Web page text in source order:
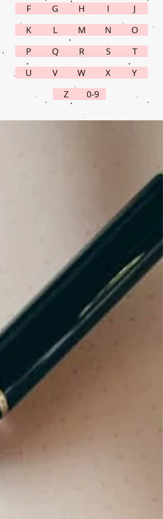
F
G H I
J
K
L M N
O
P
Q R S
T
U
V W X
Y
Z
0-9